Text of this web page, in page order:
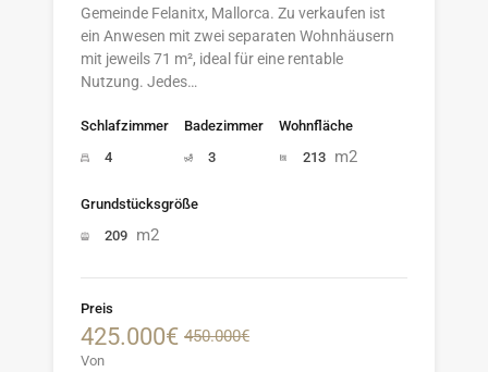
Gemeinde Felanitx, Mallorca. Zu verkaufen ist
ein Anwesen mit zwei separaten Wohnhäusern
mit jeweils 71 m², ideal für eine rentable
Nutzung. Jedes…
Schlafzimmer
4
Badezimmer
3
Wohnfläche
213 m2
Grundstücksgröße
209 m2
Preis
425.000€ 450.000€
Von